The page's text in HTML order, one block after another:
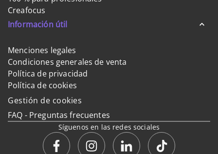
Creafocus
Información útil
Menciones legales
Condiciones generales de venta
Política de privacidad
Política de cookies
Gestión de cookies
FAQ - Preguntas frecuentes
Síguenos en las redes sociales